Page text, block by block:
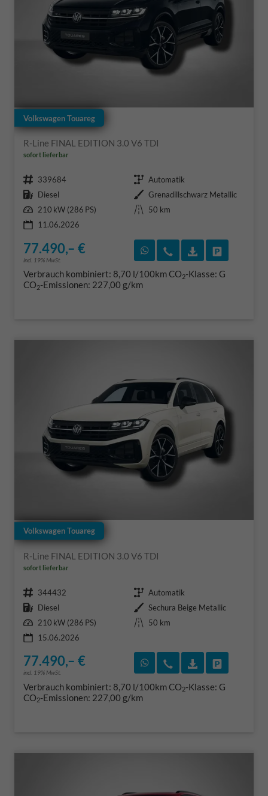
Volkswagen Touareg
R-Line FINAL EDITION 3.0 V6 TDI
sofort lieferbar
Fahrzeugnr. 339684 Getriebe Automatik
Kraftstoff Diesel Außenfarbe Grenadillschwarz Metallic
Leistung 210 kW (286 PS) Kilometerstand
50 km
11.06.2026
77.490,– €
incl. 19% MwSt.
Rückruf vereinbaren
Wir rufen Sie an
Verbrauch kombiniert: 8,70 l/100kmCO2-Klasse: G
CO2-Emissionen: 227,00 g/km
Volkswagen Touareg
R-Line FINAL EDITION 3.0 V6 TDI
sofort lieferbar
Fahrzeugnr. 344432 Getriebe Automatik
Kraftstoff Diesel Außenfarbe Sechura Beige Metallic
Leistung 210 kW (286 PS) Kilometerstand
50 km
15.06.2026
77.490,– €
incl. 19% MwSt.
Rückruf vereinbaren
Wir rufen Sie an
Verbrauch kombiniert: 8,70 l/100kmCO2-Klasse: G
CO2-Emissionen: 227,00 g/km